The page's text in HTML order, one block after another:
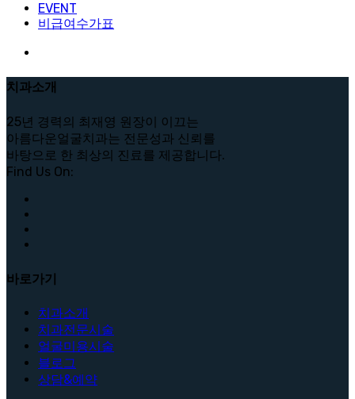
EVENT
비급여수가표
치과소개
25년 경력의 최재영 원장이 이끄는
아름다운얼굴치과는 전문성과 신뢰를
바탕으로 한 최상의 진료를 제공합니다.
Find Us On:
바로가기
치과소개
치과전문시술
얼굴미용시술
블로그
상담&예약